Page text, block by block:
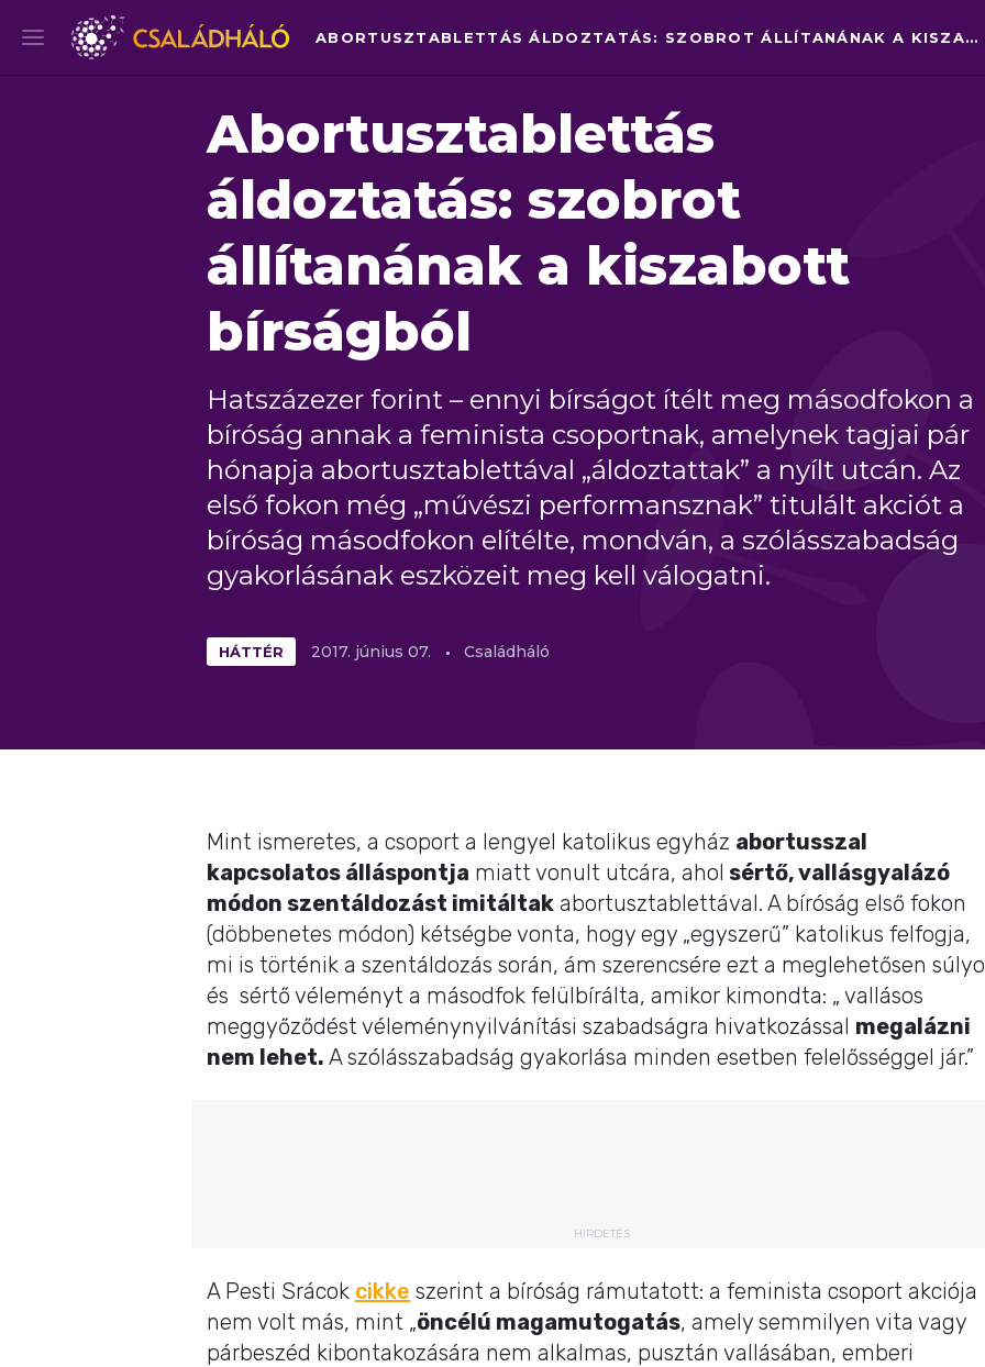
ABORTUSZTABLETTÁS ÁLDOZTATÁS: SZOBROT ÁLLÍTANÁNAK A KISZABOTT BÍRSÁGBÓL
Abortusztablettás
áldoztatás: szobrot
állítanának a kiszabott
bírságból
Hatszázezer forint – ennyi bírságot ítélt meg másodfokon a
bíróság annak a feminista csoportnak, amelynek tagjai pár
hónapja abortusztablettával „áldoztattak” a nyílt utcán. Az
első fokon még „művészi performansznak” titulált akciót a
bíróság másodfokon elítélte, mondván, a szólásszabadság
gyakorlásának eszközeit meg kell válogatni.
HÁTTÉR 2017. június 07. Családháló
Mint ismeretes, a csoport a lengyel katolikus egyház abortusszal
kapcsolatos álláspontja miatt vonult utcára, ahol sértő, vallásgyalázó
módon szentáldozást imitáltak abortusztablettával. A bíróság első fokon
(döbbenetes módon) kétségbe vonta, hogy egy „egyszerű” katolikus felfogja,
mi is történik a szentáldozás során, ám szerencsére ezt a meglehetősen
és sértő véleményt a másodfok felülbírálta, amikor kimondta: „ vallásos
meggyőződést véleménynyilvánítási szabadságra hivatkozással megalázni
nem lehet. A szólásszabadság gyakorlása minden esetben felelősséggel jár.”
HIRDETÉS
A Pesti Srácok cikke szerint a bíróság rámutatott: a feminista csoport akciója
nem volt más, mint „öncélú magamutogatás, amely semmilyen vita vagy
párbeszéd kibontakozására nem alkalmas, pusztán vallásában, emberi